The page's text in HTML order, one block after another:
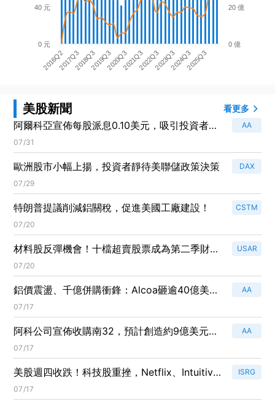
2016Q22017Q32018Q32019Q32020Q32021Q32022Q32023Q32024Q32025Q3
0 元
40 元
0 億
20 億
美股新聞 看更多
阿爾科亞宣佈每股派息0.10美元，吸引投資者目
光！
AA
07/31
歐洲股市小幅上揚，投資者靜待美聯儲政策決策
DAX
07/29
特朗普提議削減鋁關稅，促進美國工廠建設！
CSTM
07/20
材料股反彈機會！十檔超賣股票成為第二季財報
焦點
USAR
07/20
鋁價震盪、千億併購衝鋒：Alcoa砸逾40億美元
「逆風擴張」押寶全球能源轉型
AA
07/17
阿科公司宣佈收購南32，預計創造約9億美元的
協同效應，2026年鋁土礦產量調降至950萬噸
AA
07/17
美股週四收跌！科技股重挫，Netflix、Intuitive
Surgical與Alcoa成焦點
ISRG
07/17